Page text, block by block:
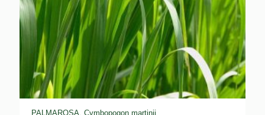
PALMAROSA, Cymbopogon martinii